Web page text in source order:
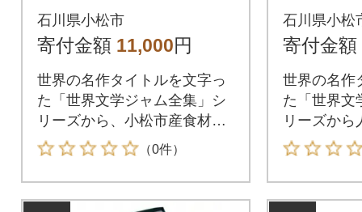
ク、苺、トマト)100g
×3
石川県小松市
寄付金額 11,000円
世界の名作タイトルを文字っ
た「世界文学ジャム全集」シ
リーズから、小松市産食材を
使用している「こまつもん」
商品 3種類お届けいたしま
す。
（0件）
ベリー
石川県小松
寄付金額
世界の名作
た「世界文
リーズから
けいたしま